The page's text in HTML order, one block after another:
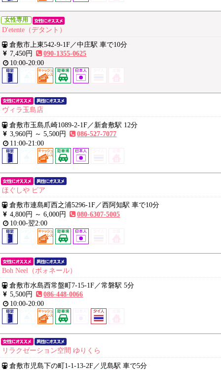
女性専用
D'etente（デタント）
倉敷市上東542-9-1F／中庄駅 車で10分
7,450円
090-1355-0625
10:00-20:00
ヴィラ玉島店
倉敷市玉島爪崎1089-2-1F／新倉敷駅 12分
3,960円 ～5,500円
086-527-7077
11:00-21:00
ほぐしや ピア
倉敷市連島町西之浦5296-1F／西阿知駅 車で10分
4,800円 ～6,000円
080-6307-5005
10:00-翌2:00
Boh Neel（ボォネール）
倉敷市水島西常盤町7-15-1F／常磐駅 5分
5,500円
086-448-0066
10:00-20:00
リラクゼーション空間 ゆりくら
倉敷市児島下の町1-1-13-2F／ 児島駅 車で5分